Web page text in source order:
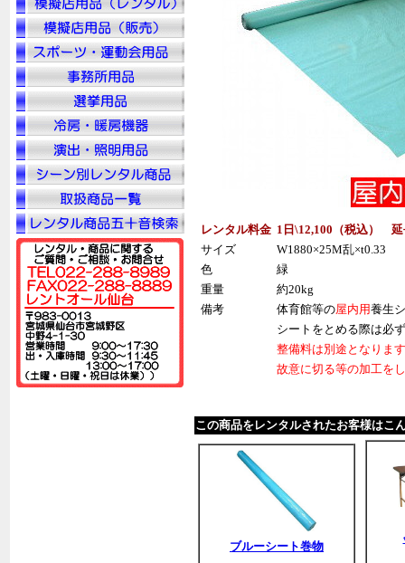
レンタル料金 1日\12,100（税込） 延
サイズ
W1880×25M乱×t0.33
色
緑
重量
約20kg
備考
体育館等の屋内用養生
シートをとめる際は必
整備料は別途となりま
故意に切る等の加工を
この商品をレンタルされたお客様はこ
ブルーシート巻物